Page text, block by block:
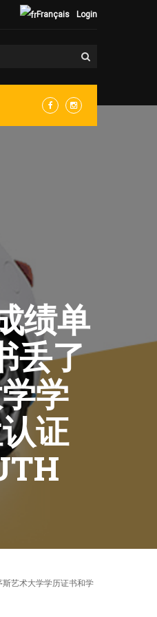
Login
Français
绩单
丢了
学
证
艺术大学学历证书和学